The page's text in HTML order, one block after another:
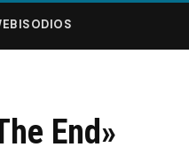
End»